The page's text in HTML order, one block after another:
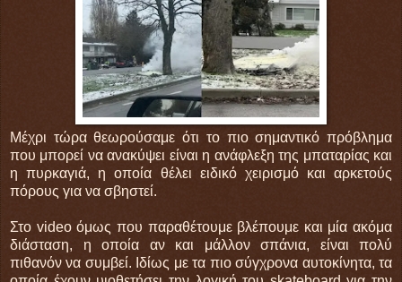
Μέχρι τώρα θεωρούσαμε ότι το πιο σημαντικό πρόβλημα
που μπορεί να ανακύψει είναι η ανάφλεξη της μπαταρίας και
η πυρκαγιά, η οποία θέλει ειδικό χειρισμό και αρκετούς
πόρους για να σβηστεί.
Στο video όμως που παραθέτουμε βλέπουμε και μία ακόμα
διάσταση, η οποία αν και μάλλον σπάνια, είναι πολύ
πιθανόν να συμβεί. Ιδίως με τα πιο σύγχρονα αυτοκίνητα, τα